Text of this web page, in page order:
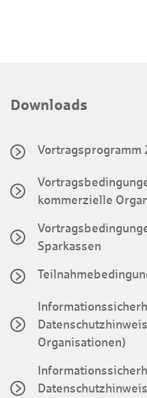
Downloads
Vortragsprogramm
kommerzielle
Sparkassen
Organisationen)